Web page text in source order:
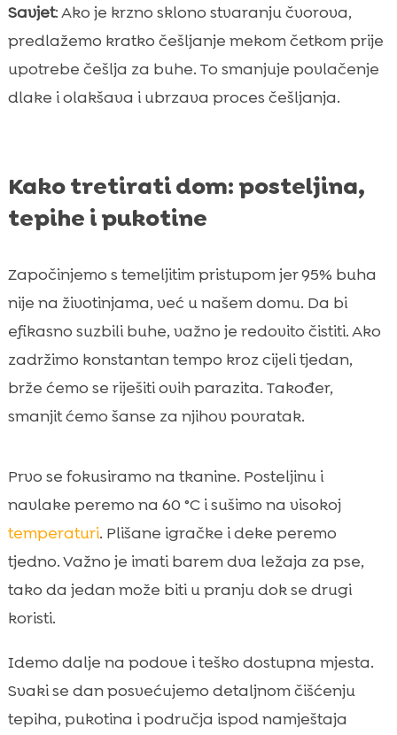
Savjet: Ako je krzno sklono stvaranju čvorova,
predlažemo kratko češljanje mekom četkom prije
upotrebe češlja za buhe. To smanjuje povlačenje
dlake i olakšava i ubrzava proces češljanja.
Kako tretirati dom: posteljina,
tepihe i pukotine
Započinjemo s temeljitim pristupom jer 95% buha
nije na životinjama, već u našem domu. Da bi
efikasno suzbili buhe, važno je redovito čistiti. Ako
zadržimo konstantan tempo kroz cijeli tjedan,
brže ćemo se riješiti ovih parazita. Također,
smanjit ćemo šanse za njihov povratak.
Prvo se fokusiramo na tkanine. Posteljinu i
navlake peremo na 60 °C i sušimo na visokoj
temperaturi. Plišane igračke i deke peremo
tjedno. Važno je imati barem dva ležaja za pse,
tako da jedan može biti u pranju dok se drugi
koristi.
Idemo dalje na podove i teško dostupna mjesta.
Svaki se dan posvećujemo detaljnom čišćenju
tepiha, pukotina i područja ispod namještaja